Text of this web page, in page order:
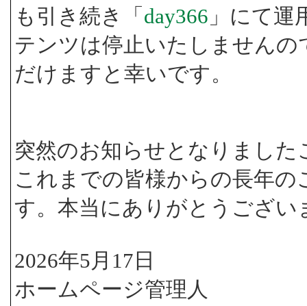
も引き続き「 day366 」にて
テンツは停止いたしません
だけますと幸いです。
突然のお知らせとなりまし
これまでの皆様からの長年
す。本当にありがとうござい
2026年5月17日
ホームページ管理人